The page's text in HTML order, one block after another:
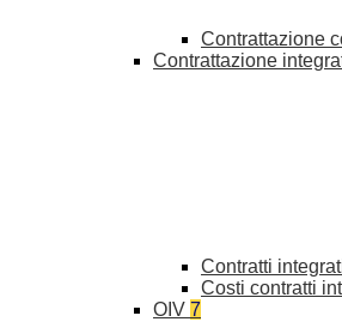
Contrattazione
Contrattazione
Contratti
Costi contratti
OIV 7